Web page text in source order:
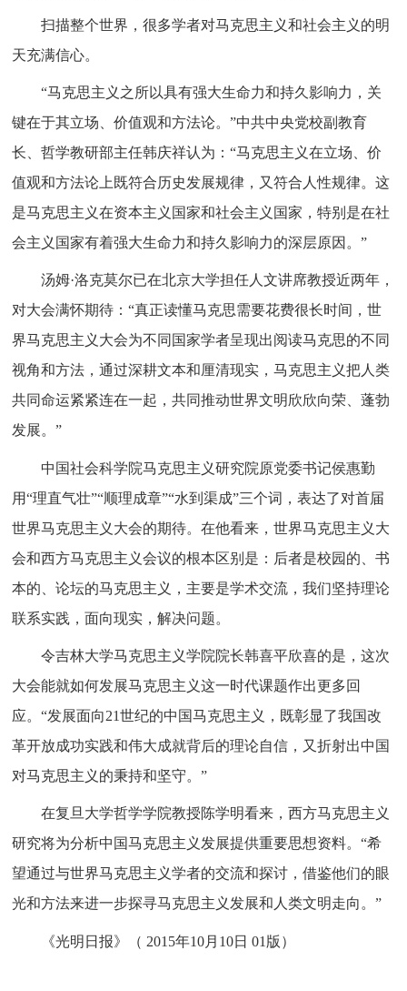
扫描整个世界，很多学者对马克思主义和社会主义的明
天充满信心。
“马克思主义之所以具有强大生命力和持久影响力，关
键在于其立场、价值观和方法论。”中共中央党校副教育
长、哲学教研部主任韩庆祥认为：“马克思主义在立场、价
值观和方法论上既符合历史发展规律，又符合人性规律。这
是马克思主义在资本主义国家和社会主义国家，特别是在社
会主义国家有着强大生命力和持久影响力的深层原因。”
汤姆·洛克莫尔已在北京大学担任人文讲席教授近两年，
对大会满怀期待：“真正读懂马克思需要花费很长时间，世
界马克思主义大会为不同国家学者呈现出阅读马克思的不同
视角和方法，通过深耕文本和厘清现实，马克思主义把人类
共同命运紧紧连在一起，共同推动世界文明欣欣向荣、蓬勃
发展。”
中国社会科学院马克思主义研究院原党委书记侯惠勤
用“理直气壮”“顺理成章”“水到渠成”三个词，表达了对首届
世界马克思主义大会的期待。在他看来，世界马克思主义大
会和西方马克思主义会议的根本区别是：后者是校园的、书
本的、论坛的马克思主义，主要是学术交流，我们坚持理论
联系实践，面向现实，解决问题。
令吉林大学马克思主义学院院长韩喜平欣喜的是，这次
大会能就如何发展马克思主义这一时代课题作出更多回
应。“发展面向21世纪的中国马克思主义，既彰显了我国改
革开放成功实践和伟大成就背后的理论自信，又折射出中国
对马克思主义的秉持和坚守。”
在复旦大学哲学学院教授陈学明看来，西方马克思主义
研究将为分析中国马克思主义发展提供重要思想资料。“希
望通过与世界马克思主义学者的交流和探讨，借鉴他们的眼
光和方法来进一步探寻马克思主义发展和人类文明走向。”
《光明日报》（ 2015年10月10日 01版）